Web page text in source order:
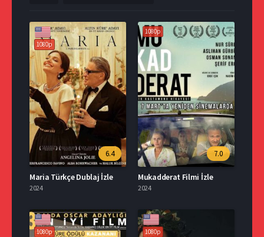
1080p
6.4
Maria Türkçe Dublaj İzle
2024
1080p
7.0
Mukadderat Filmi İzle
2024
1080p 1080p